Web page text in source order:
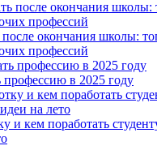
после окончания школы:
профессий
в 2025 году
и кем поработать